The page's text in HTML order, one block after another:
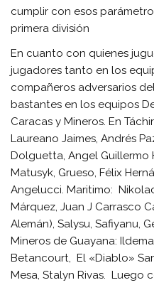
cumplir con esos
primera división
En cuanto con quienes
jugadores tanto en los
compañeros adversarios
bastantes en los equipos
Caracas y Mineros. En
Laureano Jaimes, Andrés
Dolguetta, Angel Guillermo
Matusyk, Grueso, Félix
Angelucci. Maritimo:
Márquez, Juan J Carrasco
Alemán), Salysu, Safiyanu,
Mineros de Guayana:
Betancourt, El «Diablo»
Mesa, Stalyn Rivas. Luego